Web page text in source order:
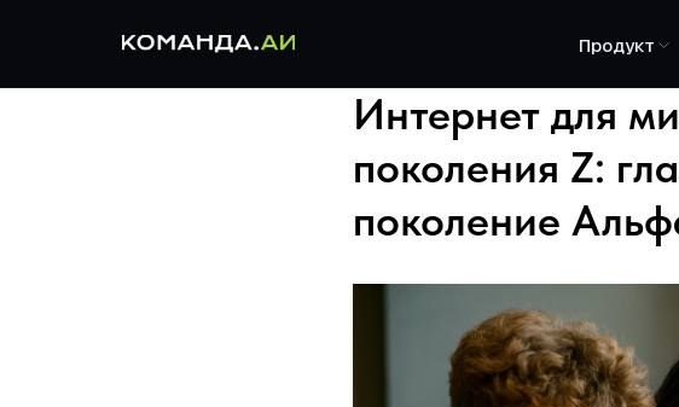
Продукт
Интернет для
поколения Z:
поколение